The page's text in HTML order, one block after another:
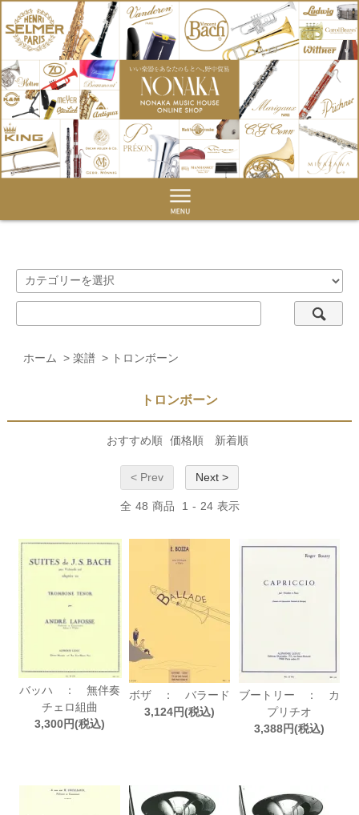
ホーム > 楽譜 > トロンボーン
トロンボーン
おすすめ順 価格順 新着順
< Prev Next >
全 48 商品 1 - 24 表示
バッハ ： 無伴奏
チェロ組曲
3,300円(税込)
ボザ ： バラード
3,124円(税込)
ブートリー ： カ
プリチオ
3,388円(税込)